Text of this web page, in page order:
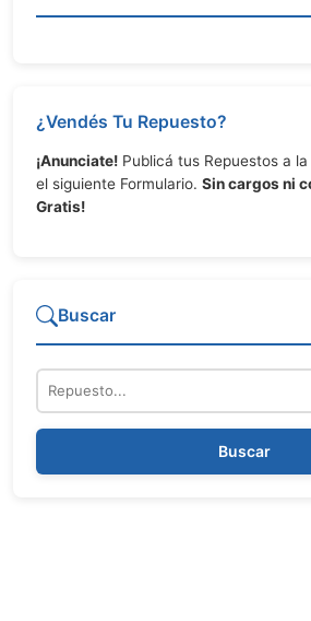
¿Vendés Tu Repuesto?
¡Anunciate! Publicá tus Repuestos a
el siguiente Formulario. Sin cargos ni
Gratis!
Buscar
Repuesto
Buscar